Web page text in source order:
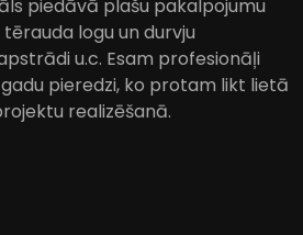
piedāvā plašu pakalpojumu
logu un durvju
u.c. Esam profesionāļi
pieredzi, ko protam likt lietā
realizēšanā.